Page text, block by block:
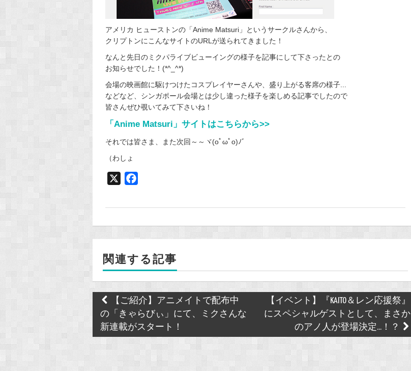
アメリカ ヒューストンの「Anime Matsuri」というサークルさんから、
クリプトンにこんなサイトのURLが送られてきました！
なんと先日のミクパライブビューイングの様子を記事にして下さったとの
お知らせでした！(*^_^*)
会場の映画館に駆けつけたコスプレイヤーさんや、盛り上がる客席の様子...
などなど、シンガポール会場とは少し違った様子を楽しめる記事でしたので
皆さんぜひ覗いてみて下さいね！
「Anime Matsuri」サイトはこちらから>>
それでは皆さま、また次回～～ヾ(oﾟωﾟo)ﾉﾞ
（わしょ
o
k
関連する記事
Post
navigation
【ご紹介】アニメイトで配布中
の「きゃらびぃ」にて、ミクさんな
新連載がスタート！
【イベント】『KAITO＆レン応援祭』
にスペシャルゲストとして、まさか
のアノ人が登場決定...！？